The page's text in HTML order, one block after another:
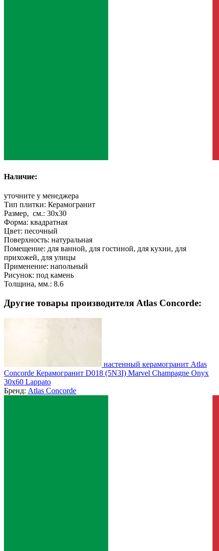
Наличие:
уточните у менеджера
Тип плитки: Керамогранит
Размер, см.: 30x30
Форма: квадратная
Цвет: песочный
Поверхность: натуральная
Помещение: для ванной, для гостиной, для кухни, для
прихожей, для улицы
Применение: напольный
Рисунок: под камень
Толщина, мм.: 8.6
Другие товары производителя Atlas Concorde:
настенный керамогранит Atlas
Concorde Керамогранит D018 (5N3I) Marvel Champagne Onyx
30x60 Lappato
Бренд: Atlas Concorde